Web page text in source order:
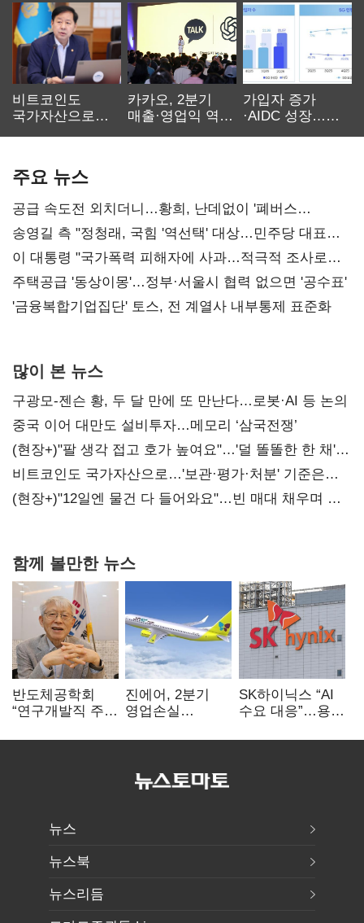
비트코인도
국가자산으로…'
카카오, 2분기
매출·영업익 역대
가입자 증가
·AIDC 성장…
주요 뉴스
공급 속도전 외치더니…황희, 난데없이 '폐버스
리모델링' 제안
송영길 측 "정청래, 국힘 '역선택' 대상…민주당 대표로
총선 지휘 못해"
이 대통령 "국가폭력 피해자에 사과…적극적 조사로
진실 밝혀야"
주택공급 '동상이몽'…정부·서울시 협력 없으면 '공수표'
'금융복합기업집단' 토스, 전 계열사 내부통제 표준화
많이 본 뉴스
구광모-젠슨 황, 두 달 만에 또 만난다…로봇·AI 등 논의
중국 이어 대만도 설비투자…메모리 ‘삼국전쟁’
(현장+)"팔 생각 접고 호가 높여요"…'덜 똘똘한 한 채'
20억 키맞추기
비트코인도 국가자산으로…'보관·평가·처분' 기준은
숙제
(현장+)"12일엔 물건 다 들어와요"…빈 매대 채우며 문
함께 볼만한 뉴스
반도체공학회
“연구개발직 주
개선해야”
진에어, 2분기
영업손실
상승 여파
SK하이닉스 “AI
수요 대응”…용인
투자
뉴스
뉴스북
뉴스리듬